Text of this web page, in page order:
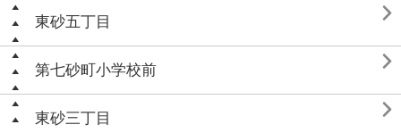
東砂五丁目 
第七砂町小学校前 
東砂三丁目 